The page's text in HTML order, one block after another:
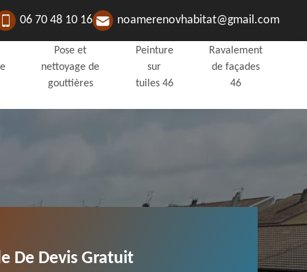
06 70 48 10 16 noamerenovhabitat@gmail.com
Pose et
nettoyage de
gouttières
Peinture
sur
tuiles 46
Ravalement
de façades
46
De Devis Gratuit